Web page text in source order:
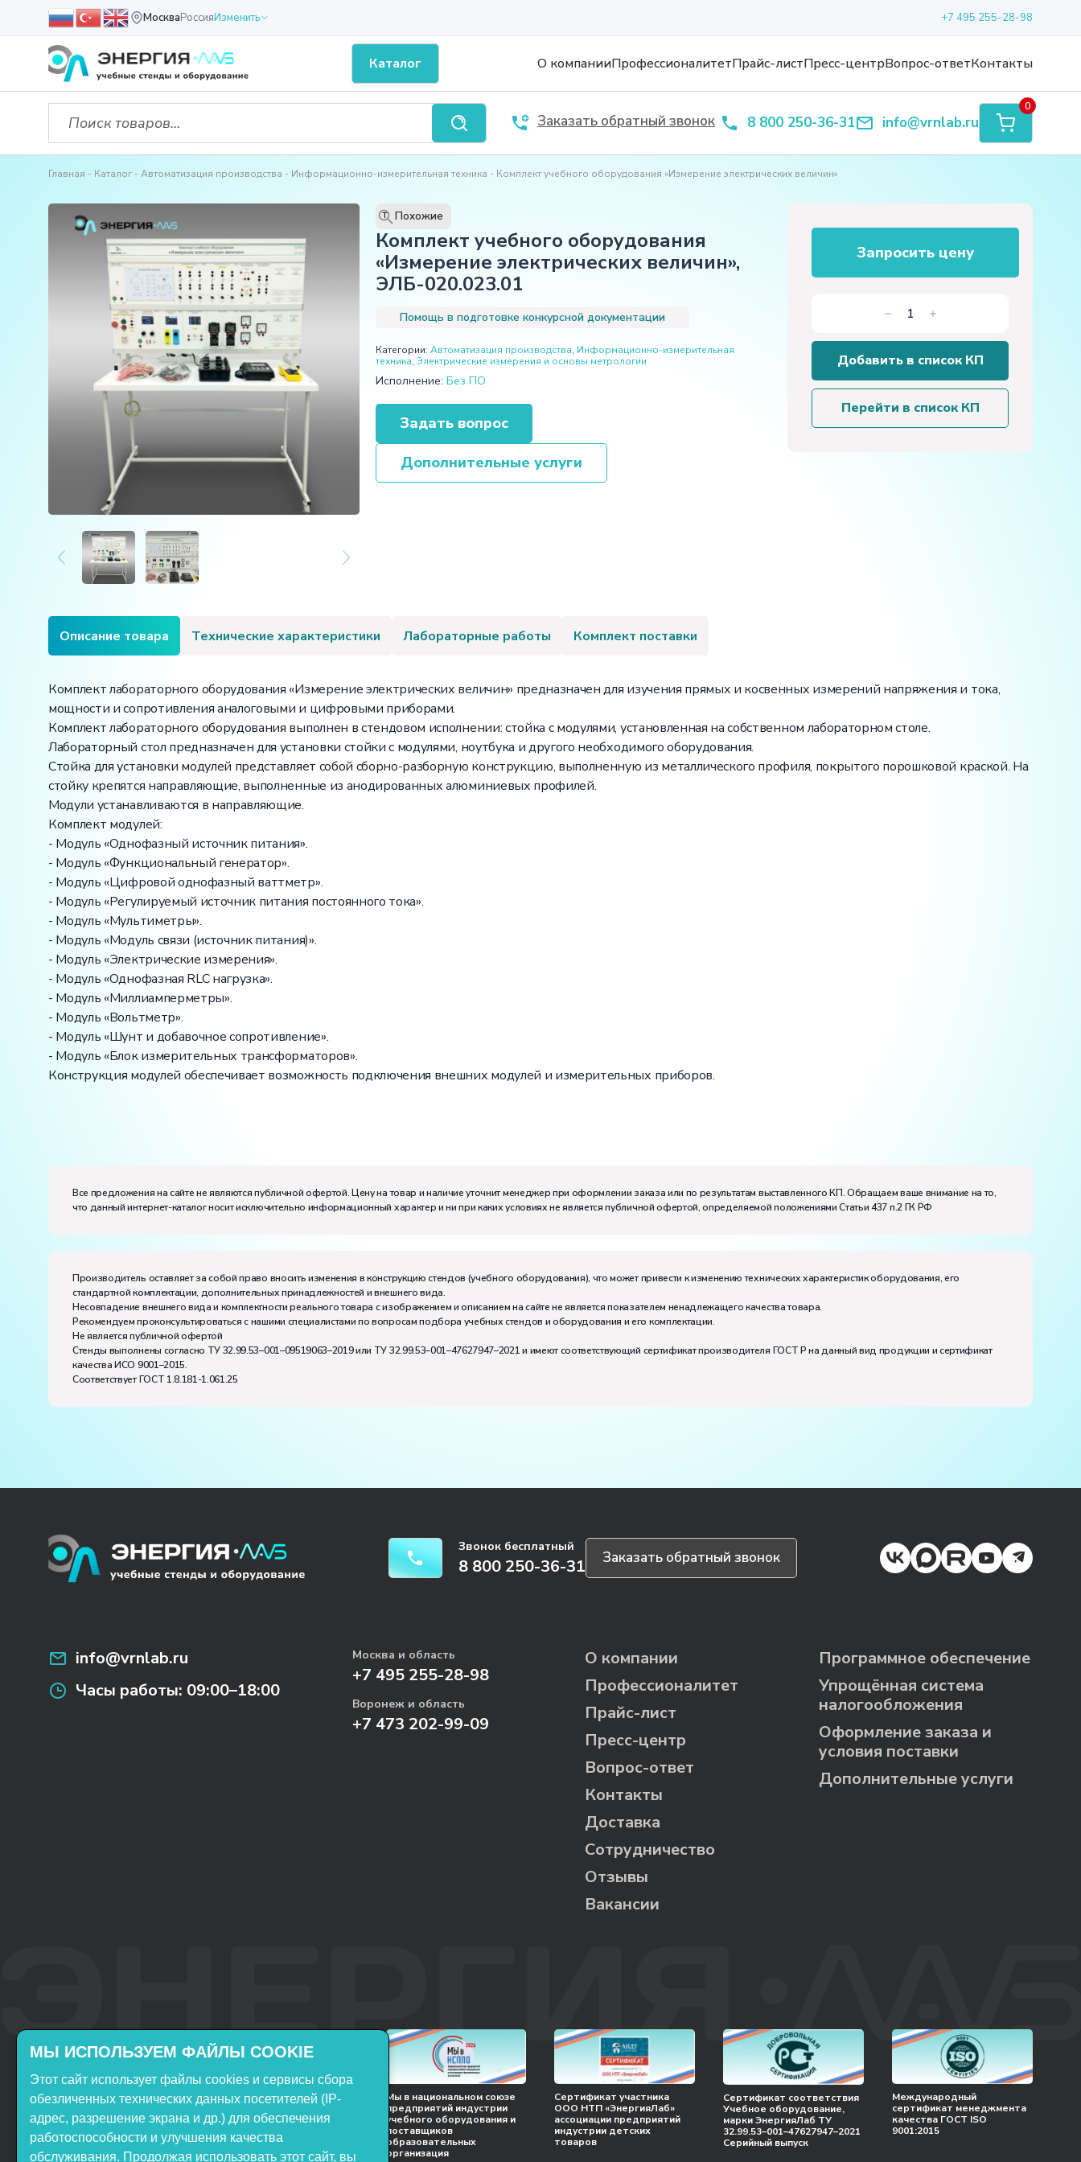
МоскваРоссияИзменить +7 495 255-28-98
Каталог О компанииПрофессионалитетПрайс-листПресс-центрВопрос-ответКонтакты
Заказать обратный звонок 8 800 250-36-31 info@vrnlab.ru
0
Главная Каталог Автоматизация производства Информационно-измерительная техника Комплект учебного оборудования «Измерение электрических величин»
T Похожие
Комплект учебного оборудования
«Измерение электрических величин»,
ЭЛБ-020.023.01
Помощь в подготовке конкурсной документации
Категории: Автоматизация производства, Информационно-измерительная
техника, Электрические измерения и основы метрологии
Исполнение: Без ПО
Задать вопрос
Дополнительные услуги
Запросить цену
Количество
товара
Комплект
оборудования
«Измерение
электрических
Добавить в список КП
Перейти в список КП
Описание товара Технические характеристики Лабораторные работы Комплект поставки
Комплект лабораторного оборудования «Измерение электрических величин» предназначен для изучения прямых и косвенных измерений напряжения и тока,
мощности и сопротивления аналоговыми и цифровыми приборами.
Комплект лабораторного оборудования выполнен в стендовом исполнении: стойка с модулями, установленная на собственном лабораторном столе.
Лабораторный стол предназначен для установки стойки с модулями, ноутбука и другого необходимого оборудования.
Стойка для установки модулей представляет собой сборно-разборную конструкцию, выполненную из металлического профиля, покрытого порошковой краской. На
стойку крепятся направляющие, выполненные из анодированных алюминиевых профилей.
Модули устанавливаются в направляющие.
Комплект модулей:
- Модуль «Однофазный источник питания».
- Модуль «Функциональный генератор».
- Модуль «Цифровой однофазный ваттметр».
- Модуль «Регулируемый источник питания постоянного тока».
- Модуль «Мультиметры».
- Модуль «Модуль связи (источник питания)».
- Модуль «Электрические измерения».
- Модуль «Однофазная RLC нагрузка».
- Модуль «Миллиамперметры».
- Модуль «Вольтметр».
- Модуль «Шунт и добавочное сопротивление».
- Модуль «Блок измерительных трансформаторов».
Конструкция модулей обеспечивает возможность подключения внешних модулей и измерительных приборов.
Потребляемая мощность, В·А:
300
Электропитание:
Диапазон рабочих температур, ˚С:
Влажность, %:до 80
Количество человек, которое одновременно и активно может работать на комплекте:2
Все предложения на сайте не являются публичной офертой. Цену на товар и наличие уточнит менеджер при оформлении заказа или по результатам выставленного КП. Обращаем ваше внимание на то,
что данный интернет-каталог носит исключительно информационный характер и ни при каких условиях не является публичной офертой, определяемой положениями Статьи 437 п.2 ГК РФ
Производитель оставляет за собой право вносить изменения в конструкцию стендов (учебного оборудования), что может привести к изменению технических характеристик оборудования, его
стандартной комплектации, дополнительных принадлежностей и внешнего вида.
Несовпадение внешнего вида и комплектности реального товара с изображением и описанием на сайте не является показателем ненадлежащего качества товара.
Рекомендуем проконсультироваться с нашими специалистами по вопросам подбора учебных стендов и оборудования и его комплектации.
Не является публичной офертой
Стенды выполнены согласно ТУ 32.99.53–001–09519063–2019 или ТУ 32.99.53–001–47627947–2021 и имеют соответствующий сертификат производителя ГОСТ Р на данный вид продукции и сертификат
качества ИСО 9001–2015.
Соответствует ГОСТ 1.8.181-1.061.25
Звонок бесплатный
8 800 250-36-31 Заказать обратный звонок
info@vrnlab.ru
Часы работы: 09:00–18:00
Москва и область
+7 495 255-28-98
Воронеж и область
+7 473 202-99-09
О компании
Профессионалитет
Прайс-лист
Пресс-центр
Вопрос-ответ
Контакты
Доставка
Сотрудничество
Отзывы
Вакансии
Программное обеспечение
Упрощённая система
налогообложения
Оформление заказа и
условия поставки
Дополнительные услуги
Включён в реестр
Продукция НТП
«ЭнергияЛаб» включена в
реестр Минпромторга РФ
Мы в национальном союзе
предприятий индустрии
учебного оборудования и
поставщиков
образовательных
организация
Сертификат участника
ООО НТП «ЭнергияЛаб»
ассоциации предприятий
индустрии детских
товаров
Сертификат соответствия
Учебное оборудование,
марки ЭнергияЛаб ТУ
32.99.53–001–47627947–2021
Серийный выпуск
Международный
сертификат менеджмента
качества ГОСТ ISO
9001:2015
МЫ ИСПОЛЬЗУЕМ ФАЙЛЫ COOKIE
Этот сайт использует файлы cookies и сервисы сбора
обезличенных технических данных посетителей (IP-
адрес, разрешение экрана и др.) для обеспечения
работоспособности и улучшения качества
обслуживания. Продолжая использовать этот сайт, вы